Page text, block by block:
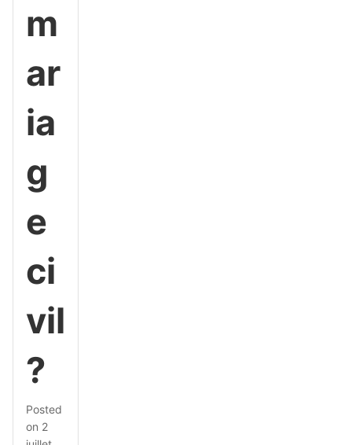
m
ar
ia
g
e
ci
vil
?
Posted
on 2